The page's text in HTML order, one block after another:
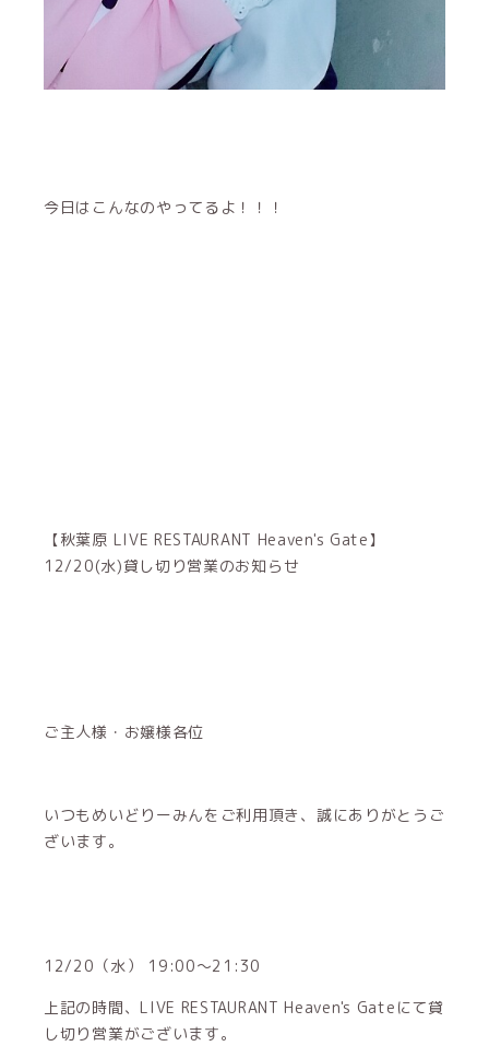
今日はこんなのやってるよ！！！
【秋葉原 LIVE RESTAURANT Heaven's Gate】
12/20(水)貸し切り営業のお知らせ
ご主人様・お嬢様各位
いつもめいどりーみんをご利用頂き、誠にありがとうご
ざいます。
12/20（水） 19:00～21:30
上記の時間、LIVE RESTAURANT Heaven's Gateにて貸
し切り営業がございます。